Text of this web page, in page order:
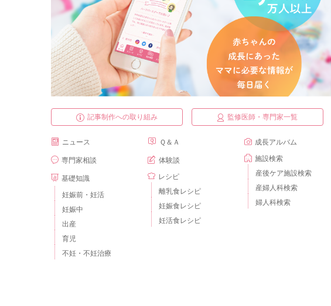
記事制作への取り組み 監修医師・専門家一覧
ニュース
専門家相談
基礎知識
妊娠前・妊活
妊娠中
出産
育児
不妊・不妊治療
Ｑ＆Ａ
体験談
レシピ
離乳食レシピ
妊娠食レシピ
妊活食レシピ
成長アルバム
施設検索
産後ケア施設検索
産婦人科検索
婦人科検索